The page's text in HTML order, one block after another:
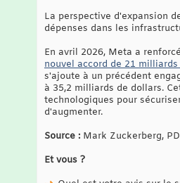
La perspective d'expansion
dépenses dans les
En avril 2026, Meta a
nouvel accord de 21
s'ajoute à un précédent
à 35,2 milliards de dollars.
technologiques pour
d'augmenter.
Source : Mark Zuckerberg,
Et vous ?